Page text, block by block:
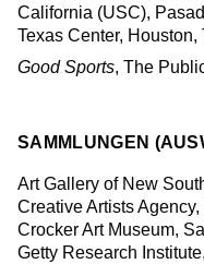
California (USC),
Texas Center, Houston,
Good Sports, The
SAMMLUNGEN
Art Gallery of New
Creative Artists
Crocker Art Museum,
Getty Research